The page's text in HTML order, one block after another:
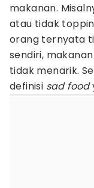
makanan.
atau tidak
orang ternyata
sendiri,
tidak menarik.
definisi sad food